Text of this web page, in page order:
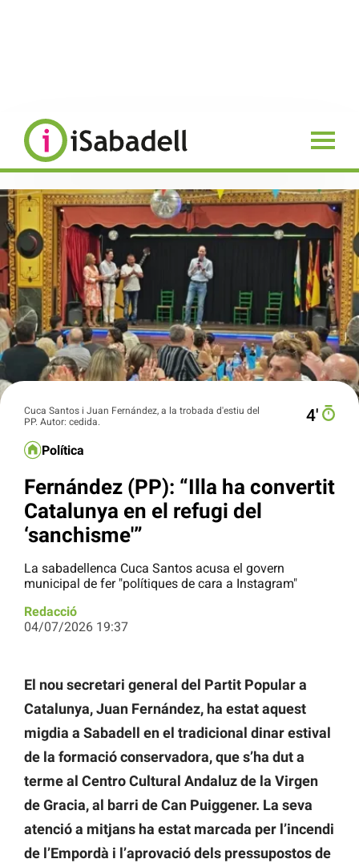
Cuca Santos i Juan Fernández, a la trobada d'estiu del
PP. Autor: cedida.
4′
Política
Fernández (PP): “Illa ha convertit
Catalunya en el refugi del
‘sanchisme'”
La sabadellenca Cuca Santos acusa el govern
municipal de fer "polítiques de cara a Instagram"
Redacció
04/07/2026 19:37
El nou secretari general del Partit Popular a
Catalunya, Juan Fernández, ha estat aquest
migdia a Sabadell en el tradicional dinar estival
de la formació conservadora, que s’ha dut a
terme al Centro Cultural Andaluz de la Virgen
de Gracia, al barri de Can Puiggener. La seva
atenció a mitjans ha estat marcada per l’incendi
de l’Empordà i l’aprovació dels pressupostos de